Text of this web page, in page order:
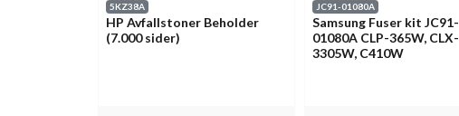
5KZ38A
HP Avfallstoner Beholder
(7.000 sider)
JC91-01080A
Samsung Fuser kit JC91-
01080A CLP-365W, CLX-
3305W, C410W